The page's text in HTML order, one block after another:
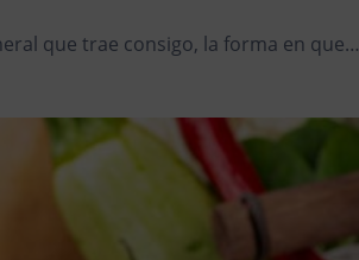
que trae consigo, la forma en que…